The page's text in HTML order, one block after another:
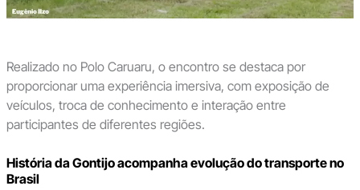
Realizado no Polo Caruaru, o encontro se destaca por
proporcionar uma experiência imersiva, com exposição de
veículos, troca de conhecimento e interação entre
participantes de diferentes regiões.
História da Gontijo acompanha evolução do transporte no
Brasil